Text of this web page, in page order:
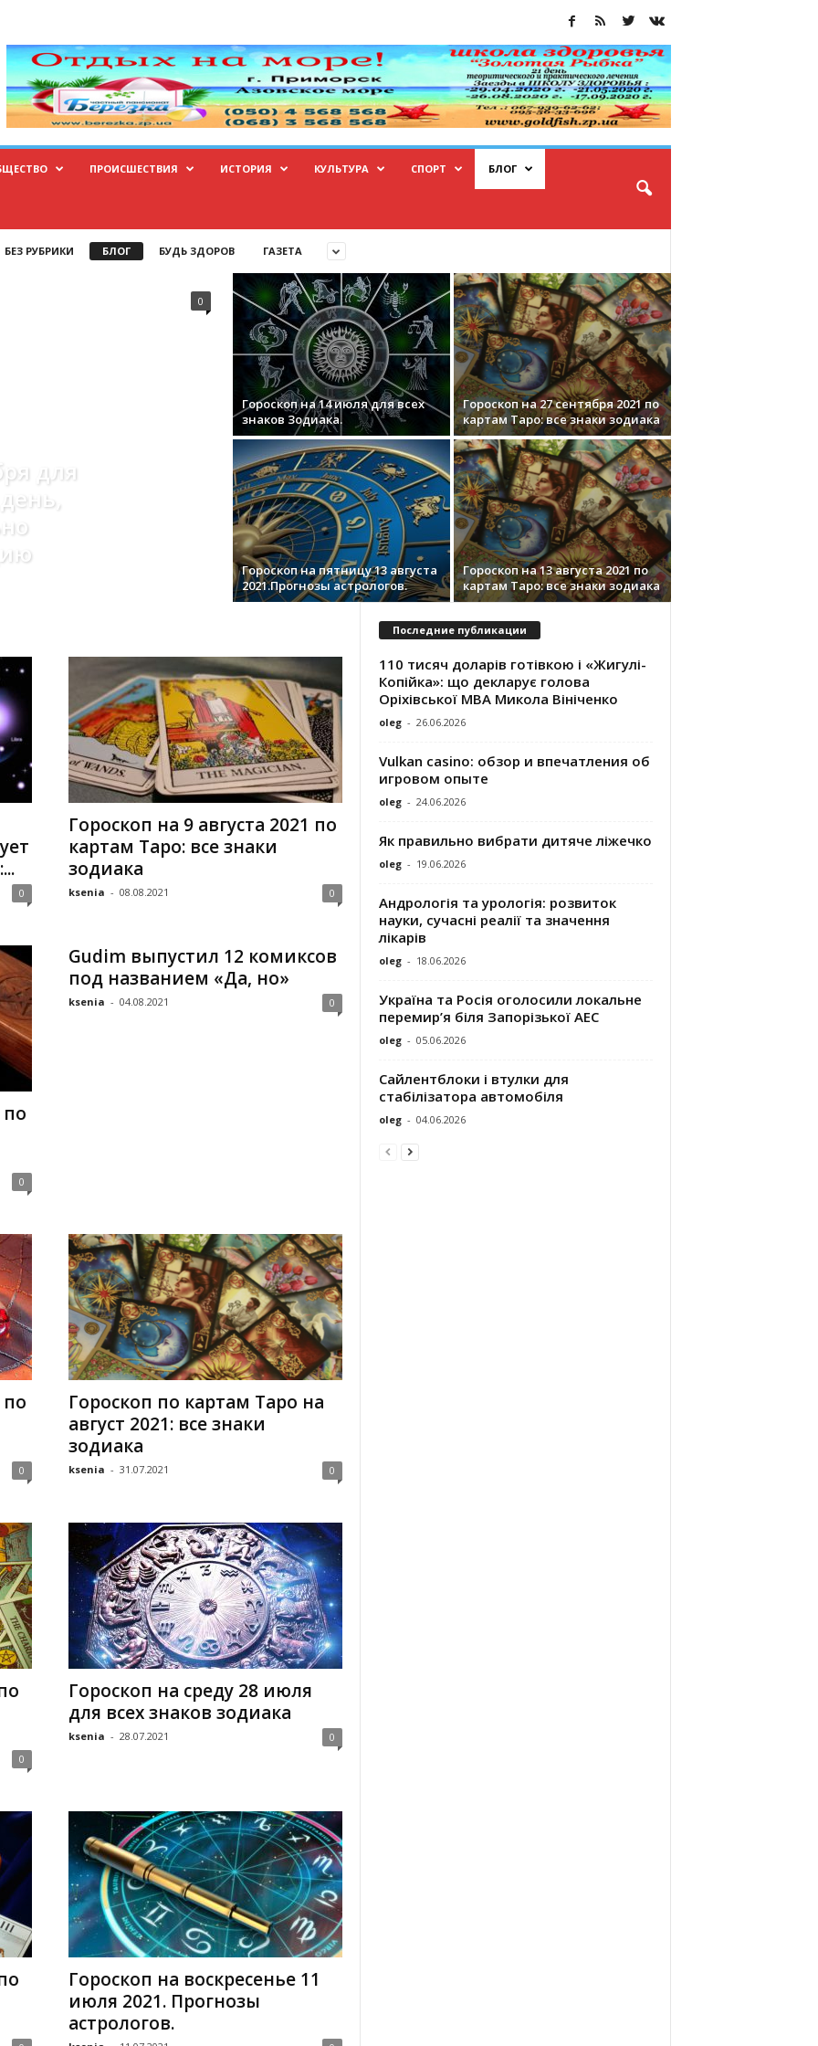
ПРОИСШЕСТВИЯ ИСТОРИЯ КУЛЬТУРА СПОРТ БЛОГ
БЕЗ РУБРИКИ БЛОГ БУДЬ ЗДОРОВ ГАЗЕТА
для
0
Гороскоп на 14 июля для всех
знаков Зодиака.
Гороскоп на 27 сентября 2021 по
картам Таро: все знаки зодиака
Гороскоп на пятницу 13 августа
2021.Прогнозы астрологов.
Гороскоп на 13 августа 2021 по
картам Таро: все знаки зодиака
0
Гороскоп на 9 августа 2021 по
картам Таро: все знаки
зодиака
ksenia - 08.08.2021 0
по
0
Gudim выпустил 12 комиксов
под названием «Да, но»
ksenia - 04.08.2021 0
по
0
Гороскоп по картам Таро на
август 2021: все знаки
зодиака
ksenia - 31.07.2021 0
0
Гороскоп на среду 28 июля
для всех знаков зодиака
ksenia - 28.07.2021 0
Гороскоп на воскресенье 11
июля 2021. Прогнозы
астрологов.
Последние публикации
110 тисяч доларів готівкою і «Жигулі-
Копійка»: що декларує голова
Оріхівської МВА Микола Вініченко
oleg - 26.06.2026
Vulkan casino: обзор и впечатления об
игровом опыте
oleg - 24.06.2026
Як правильно вибрати дитяче ліжечко
oleg - 19.06.2026
Андрологія та урологія: розвиток
науки, сучасні реалії та значення
лікарів
oleg - 18.06.2026
Україна та Росія оголосили локальне
перемир’я біля Запорізької АЕС
oleg - 05.06.2026
Сайлентблоки і втулки для
стабілізатора автомобіля
oleg - 04.06.2026